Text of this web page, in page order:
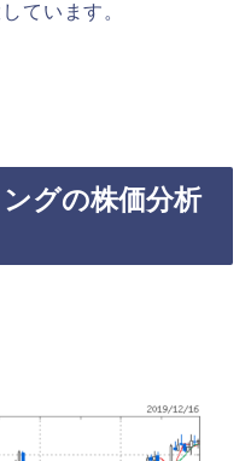
ています。
グの株価分析